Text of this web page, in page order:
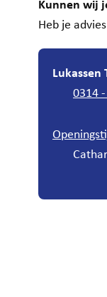
Kunnen wij
Heb je
Lukassen
0314